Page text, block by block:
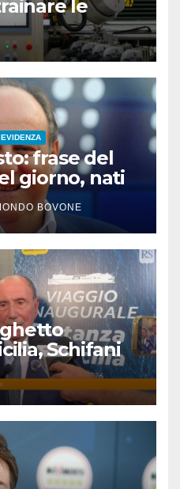
le
frase del
giorno, nati
oggi
BOVONE
Schifani
presi”